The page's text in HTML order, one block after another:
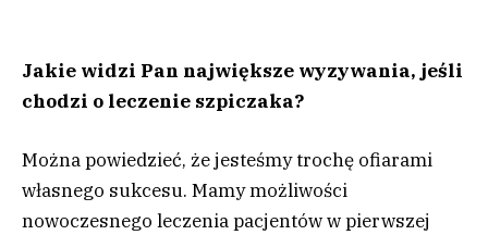
Jakie widzi Pan największe wyzywania, jeśli
chodzi o leczenie szpiczaka?
Można powiedzieć, że jesteśmy trochę ofiarami
własnego sukcesu. Mamy możliwości
nowoczesnego leczenia pacjentów w pierwszej